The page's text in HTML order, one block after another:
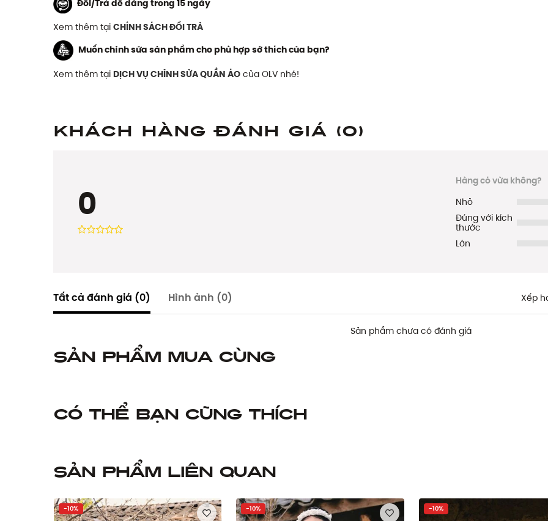
Đổi/Trả dễ dàng trong 15 ngày
Xem thêm tại CHÍNH SÁCH ĐỔI TRẢ
Muốn chỉnh sửa sản phẩm cho phù hợp sở thích của bạn?
Xem thêm tại DỊCH VỤ CHỈNH SỬA QUẦN ÁO của OLV nhé!
Khách hàng đánh giá (0)
0
Hàng có vừa không?
Nhỏ
Đúng với kích
thước
Lớn
Tất cả đánh giá (0) Hình ảnh (0) Xếp
Sản phẩm chưa có đánh giá
Sản phẩm mua cùng
Có thể bạn cũng thích
Sản phẩm liên quan
-10% -10% -10%